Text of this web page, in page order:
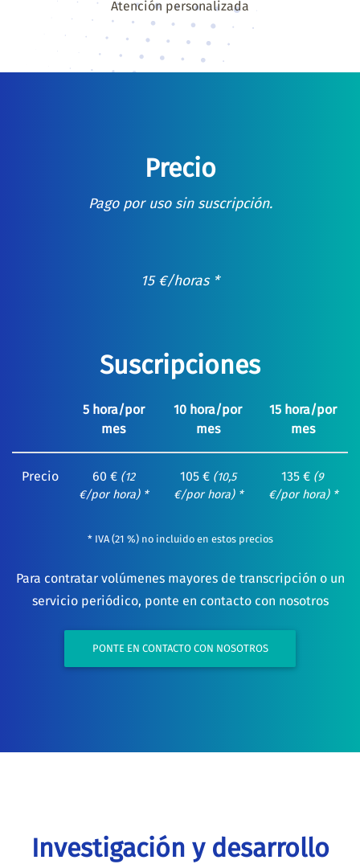
Atención personalizada
Precio
Pago por uso sin suscripción.
15 €/horas *
Suscripciones
5 hora/por
mes
10 hora/por
mes
15 hora/por
mes
Precio 60 € (12
€/por hora) *
105 € (10,5
€/por hora) *
135 € (9
€/por hora) *
* IVA (21 %) no incluido en estos precios
Para contratar volúmenes mayores de transcripción o un
servicio periódico, ponte en contacto con nosotros
PONTE EN CONTACTO CON NOSOTROS
Investigación y desarrollo